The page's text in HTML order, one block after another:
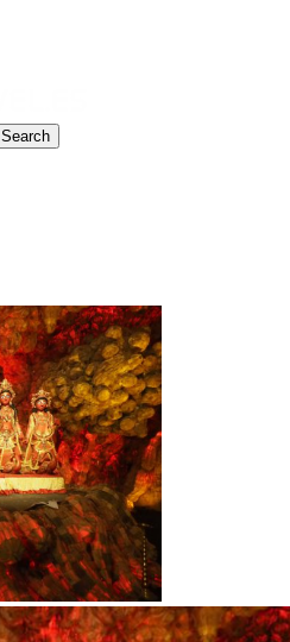
Search